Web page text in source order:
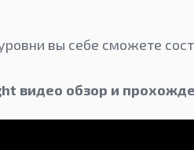
вы себе сможете
видео обзор и